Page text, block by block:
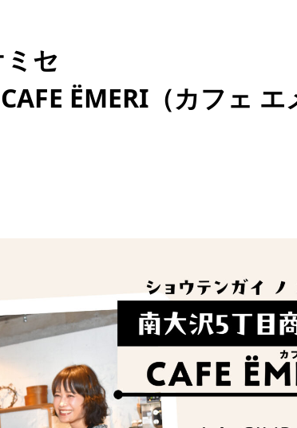
ミセ
ËMERI（カフェ エ